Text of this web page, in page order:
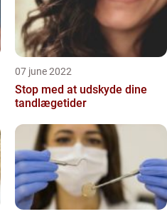
07 june 2022
Stop med at udskyde dine
tandlægetider